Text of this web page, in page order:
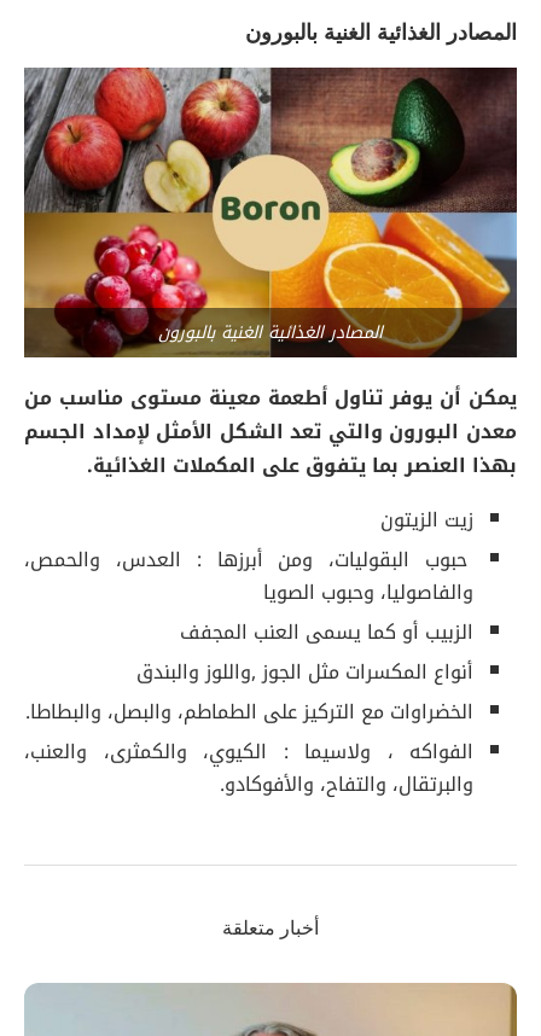
المصادر الغذائية الغنية بالبورون
المصادر الغذائية الغنية بالبورون
يمكن أن يوفر تناول أطعمة معينة مستوى مناسب من
معدن البورون والتي تعد الشكل الأمثل لإمداد الجسم
بهذا العنصر بما يتفوق على المكملات الغذائية.
زيت الزيتون
حبوب البقوليات، ومن أبرزها : العدس، والحمص،
والفاصوليا، وحبوب الصويا
الزبيب أو كما يسمى العنب المجفف
أنواع المكسرات مثل الجوز ,واللوز والبندق
الخضراوات مع التركيز على الطماطم، والبصل، والبطاطا.
الفواكه ، ولاسيما : الكيوي، والكمثرى، والعنب،
والبرتقال، والتفاح، والأفوكادو.
أخبار متعلقة